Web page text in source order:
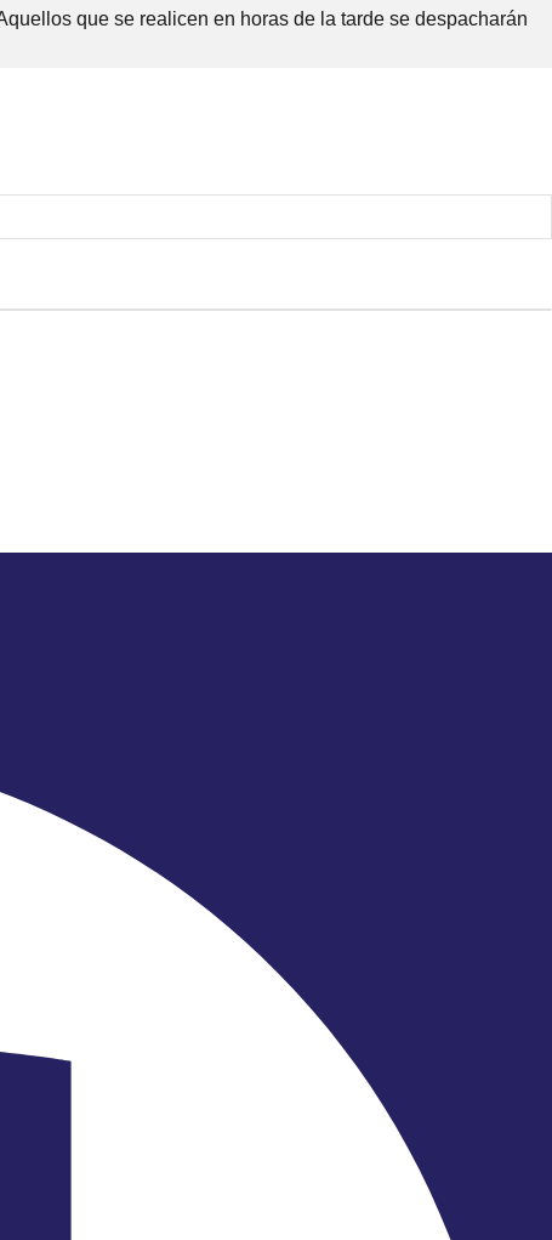
que se realicen en horas de la tarde se despacharán